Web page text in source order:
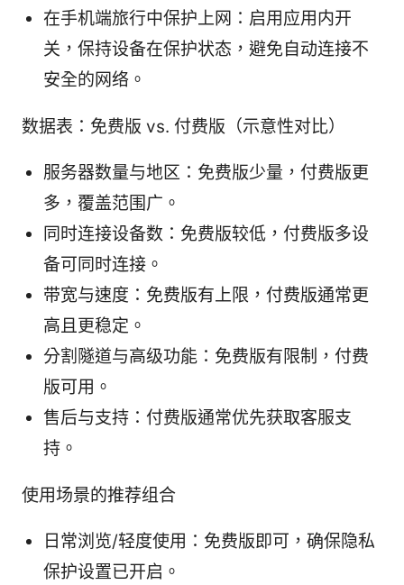
在手机端旅行中保护上网：启用应用内开
关，保持设备在保护状态，避免自动连接不
安全的网络。
数据表：免费版 vs. 付费版（示意性对比）
服务器数量与地区：免费版少量，付费版更
多，覆盖范围广。
同时连接设备数：免费版较低，付费版多设
备可同时连接。
带宽与速度：免费版有上限，付费版通常更
高且更稳定。
分割隧道与高级功能：免费版有限制，付费
版可用。
售后与支持：付费版通常优先获取客服支
持。
使用场景的推荐组合
日常浏览/轻度使用：免费版即可，确保隐私
保护设置已开启。